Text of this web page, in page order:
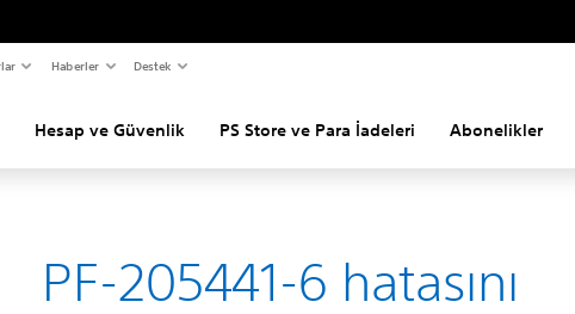
Haberler Destek
Hesap ve Güvenlik PS Store ve Para İadeleri Abonelikler
PF-205441-6 hatasını